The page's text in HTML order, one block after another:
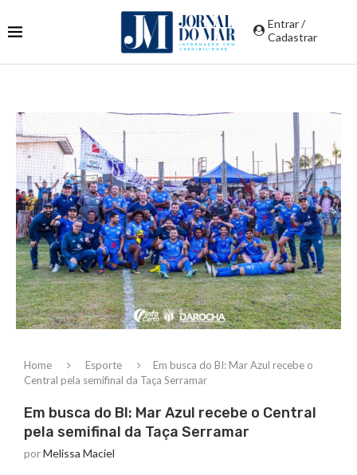
Entrar /
Cadastrar
Home Esporte
Em busca do BI: Mar Azul recebe o
Central pela semifinal da Taça Serramar
Em busca do BI: Mar Azul recebe o Central
pela semifinal da Taça Serramar
porMelissa Maciel